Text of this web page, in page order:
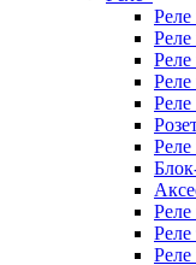
Реле
Реле
Реле
Реле
Реле